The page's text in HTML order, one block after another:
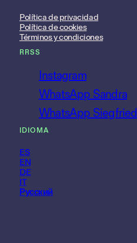
Política de privacidad
Política de cookies
Términos y condiciones
RRSS
Instagram
WhatsApp Sandra
WhatsApp Siegfried
IDIOMA
ES
EN
DE
IT
Русский